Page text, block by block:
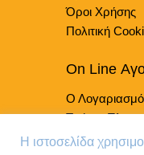
Όροι Χρήσης
Πολιτική
On Line
Ο
Τρόποι
Τρόποι
Η ιστοσελίδα